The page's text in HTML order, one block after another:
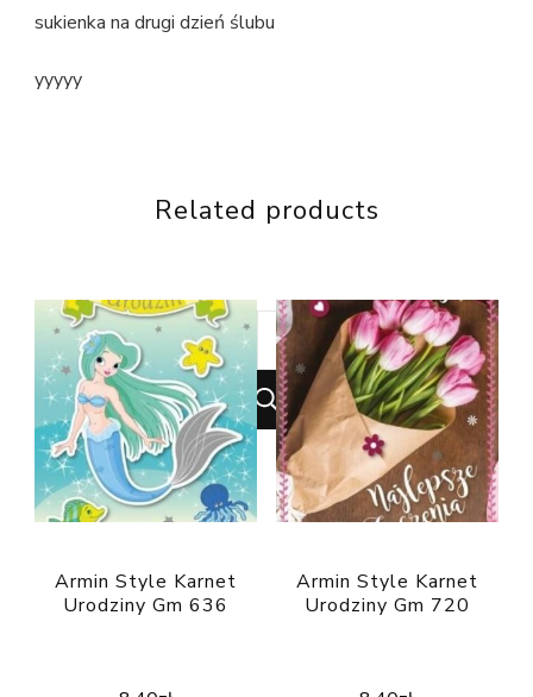
sukienka na drugi dzień ślubu
yyyyy
Related products
Armin Style Karnet
Urodziny Gm 636
Armin Style Karnet
Urodziny Gm 720
Looking
for
Something?